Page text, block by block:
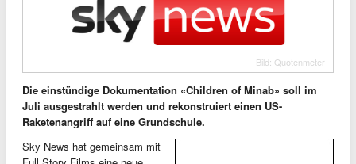
Bild: Quotenmeter
Die einstündige Dokumentation «Children of Minab» soll im
Juli ausgestrahlt werden und rekonstruiert einen US-
Raketenangriff auf eine Grundschule.
Sky News hat gemeinsam mit